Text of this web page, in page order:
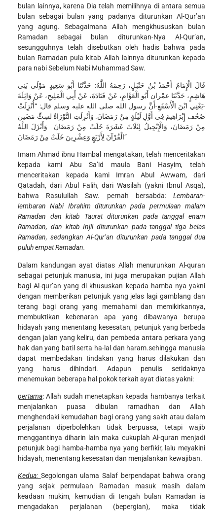
bulan lainnya, karena Dia telah memilihnya di antara semua
bulan sebagai bulan yang padanya diturunkan Al-Qur’an
yang agung. Sebagaimana Allah mengkhususkan bulan
Ramadan sebagai bulan diturunkan-Nya Al-Qur’an,
sesungguhnya telah disebutkan oleh hadis bahwa pada
bulan Ramadan pula kitab Allah lainnya diturunkan kepada
para nabi Sebelum Nabi Muhammad Saw.
قَالَ الْإِمَامُ أَحْمَدُ بْنُ حَنْبَلٍ، رَحِمَهُ اللَّهُ: حَدَّثَنَا أَبُو سَعِيدٍ مَوْلَى بَنِي
هَاشِمٍ، حَدَّثَنَا عمْران أَبُو الْعَوَّامِ، عَنْ قَتَادَةَ، عَنْ أَبِي الْمَلِيحِ، عَنْ وَاثِلَةَ
-يَعْنِي ابْنَ الْأَسْقَعِ-أَنَّ رسول الله صلى الله عليه وسلم قال: “أُنْزِلَتْ
صُحُف إِبْرَاهِيمَ فِي أَوَّلِ لَيْلَةٍ مِنْ رَمَضَانَ. وَأَنْزِلَتِ التَّوْرَاةُ لسِتٍّ مَضَين
مِنْ رَمَضَانَ، وَالْإِنْجِيلُ لِثَلَاثَ عَشَرَةَ خَلَتْ مِنْ رَمَضَانَ وَأَنْزَلَ اللَّهُ
الْقُرْآنَ لِأَرْبَعٍ وَعِشْرِينَ خَلَتْ مِنْ رَمَضَانَ”
Imam Ahmad ibnu Hambal mengatakan, telah menceritakan
kepada kami Abu Sa’id maula Bani Hasyim, telah
menceritakan kepada kami Imran Abul Awwam, dari
Qatadah, dari Abul Falih, dari Wasilah (yakni Ibnul Asqa),
bahwa Rasulullah Saw. pernah bersabda: Lembaran-
lembaran Nabi Ibrahim diturunkan pada permulaan malam
Ramadan dan kitab Taurat diturunkan pada tanggal enam
Ramadan, dan kitab Injil diturunkan pada tanggal tiga belas
Ramadan, sedangkan Al-Qur’an diturunkan pada tanggal dua
puluh empat Ramadan.
Dalam kandungan ayat diatas Allah menurunkan Al-quran
sebagai petunjuk manusia, ini juga merupakan pujian Allah
bagi Al-qur’an yang di khususkan kepada hamba nya yakni
dengan memberikan petunjuk yang jelas lagi gamblang dan
terang bagi orang yang memahami dan memikirkannya,
membuktikan kebenaran apa yang dibawanya berupa
hidayah yang menentang kesesatan, petunjuk yang berbeda
dengan jalan yang keliru, dan pembeda antara perkara yang
hak dan yang batil serta ha-lal dan haram.sehingga manusia
dapat membedakan tindakan yang harus dilakukan dan
yang harus dihindari. Adapun penulis setidaknya
menemukan beberapa hal pokok terkait ayat diatas yakni:
pertama: Allah sudah menetapkan kepada hambanya terkait
menjalankan puasa dibulan ramadhan dan Allah
menghendaki kemudahan bagi orang yang sakit atau dalam
perjalanan diperbolehkan tidak berpuasa, tetapi wajib
menggantinya diharin lain maka cukuplah Al-quran menjadi
petunjuk bagi hamba-hamba nya yang berfikir, lalu meyakini
hidayah, menentang kesesatan dan menjalankan kewajiban.
Kedua: Segolongan ulama Salaf berpendapat bahwa orang
yang sejak permulaan Ramadan masuk masih dalam
keadaan mukim, kemudian di tengah bulan Ramadan ia
mengadakan perjalanan (bepergian), maka tidak